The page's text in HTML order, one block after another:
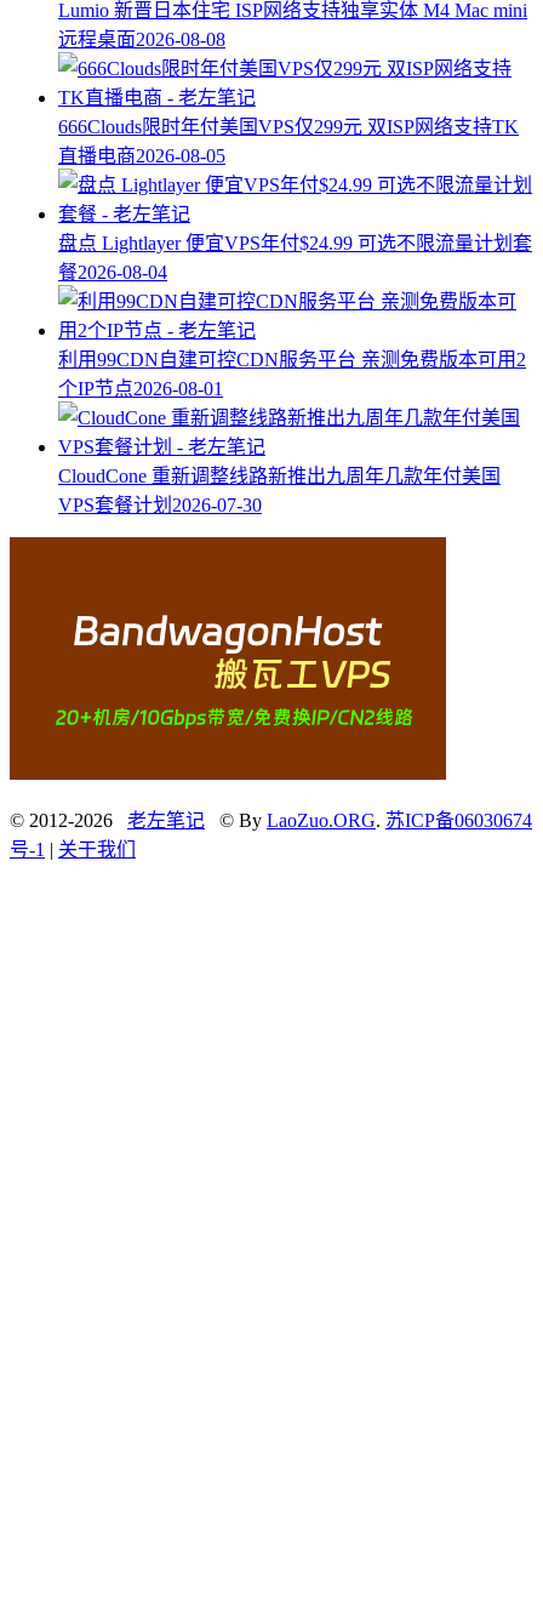
Lumio 新晋日本住宅 ISP网络支持独享实体 M4 Mac mini
远程桌面2026-08-08
666Clouds限时年付美国VPS仅299元 双ISP网络支持TK
直播电商2026-08-05
盘点 Lightlayer 便宜VPS年付$24.99 可选不限流量计划套
餐2026-08-04
利用99CDN自建可控CDN服务平台 亲测免费版本可用2
个IP节点2026-08-01
CloudCone 重新调整线路新推出九周年几款年付美国
VPS套餐计划 2026-07-30
© 2012-2026 老左笔记 © By LaoZuo.ORG. 苏ICP备06030674
号-1 | 关于我们